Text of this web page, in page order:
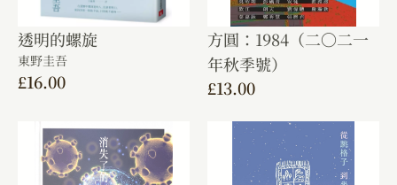
透明的螺旋
東野圭吾
£16.00
方圓：1984（二〇二一
年秋季號）
£13.00